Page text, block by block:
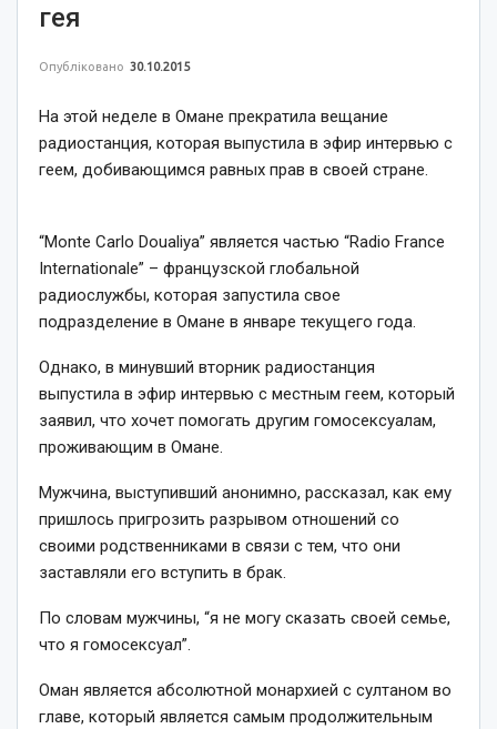
гея
Опубліковано 30.10.2015
На этой неделе в Омане прекратила вещание
радиостанция, которая выпустила в эфир интервью с
геем, добивающимся равных прав в своей стране.
“Monte Carlo Doualiya” является частью “Radio France
Internationale” – французской глобальной
радиослужбы, которая запустила свое
подразделение в Омане в январе текущего года.
Однако, в минувший вторник радиостанция
выпустила в эфир интервью с местным геем, который
заявил, что хочет помогать другим гомосексуалам,
проживающим в Омане.
Мужчина, выступивший анонимно, рассказал, как ему
пришлось пригрозить разрывом отношений со
своими родственниками в связи с тем, что они
заставляли его вступить в брак.
По словам мужчины, “я не могу сказать своей семье,
что я гомосексуал”.
Оман является абсолютной монархией с султаном во
главе, который является самым продолжительным